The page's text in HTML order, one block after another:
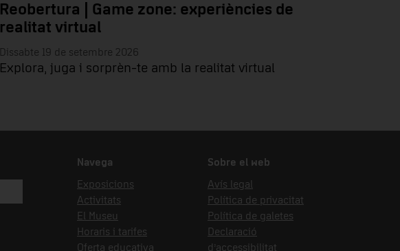
Reobertura | Game zone: experiències de
realitat virtual
Dissabte 19 de setembre 2026
Explora, juga i sorprèn-te amb la realitat virtual
Navega
Exposicions
Activitats
El Museu
Horaris i tarifes
Oferta educativa
Sobre el web
Avís legal
Política de privacitat
Política de galetes
Declaració
d’accessibilitat